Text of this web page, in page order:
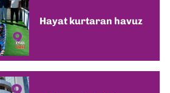
Hayat kurtaran havuz